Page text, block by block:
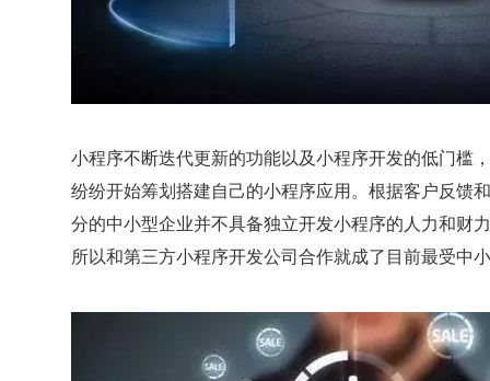
小程序不断迭代更新的功能以及小程序开发的低门槛
纷纷开始筹划搭建自己的小程序应用。根据客户反馈和
分的中小型企业并不具备独立开发小程序的人力和财
所以和第三方小程序开发公司合作就成了目前最受中